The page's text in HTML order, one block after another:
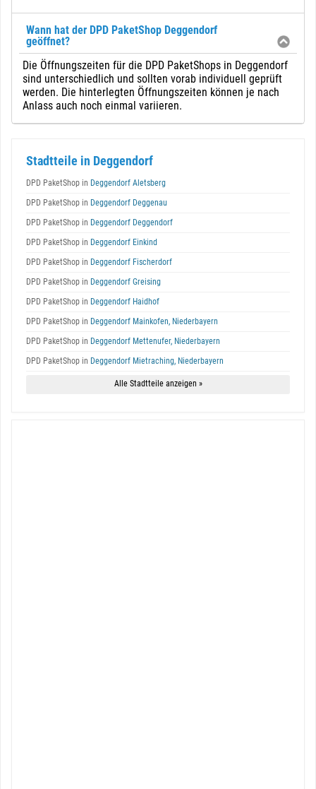
Wann hat der DPD PaketShop Deggendorf
geöffnet?
Die Öffnungszeiten für die DPD PaketShops in Deggendorf
sind unterschiedlich und sollten vorab individuell geprüft
werden. Die hinterlegten Öffnungszeiten können je nach
Anlass auch noch einmal variieren.
Stadtteile in Deggendorf
DPD PaketShop in Deggendorf Aletsberg
DPD PaketShop in Deggendorf Deggenau
DPD PaketShop in Deggendorf Deggendorf
DPD PaketShop in Deggendorf Einkind
DPD PaketShop in Deggendorf Fischerdorf
DPD PaketShop in Deggendorf Greising
DPD PaketShop in Deggendorf Haidhof
DPD PaketShop in Deggendorf Mainkofen, Niederbayern
DPD PaketShop in Deggendorf Mettenufer, Niederbayern
DPD PaketShop in Deggendorf Mietraching, Niederbayern
Alle Stadtteile anzeigen »